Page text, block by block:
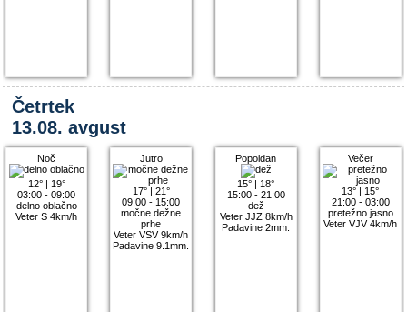
Četrtek
13.08. avgust
Noč
12°| 19°
03:00 - 09:00
delno oblačno
Veter S 4km/h
Jutro
17°| 21°
09:00 - 15:00
močne dežne
prhe
Veter VSV 9km/h
Padavine 9.1mm.
Popoldan
15° | 18°
15:00 - 21:00
dež
Veter JJZ 8km/h
Padavine 2mm.
Večer
13° | 15°
21:00 - 03:00
pretežno jasno
Veter VJV 4km/h